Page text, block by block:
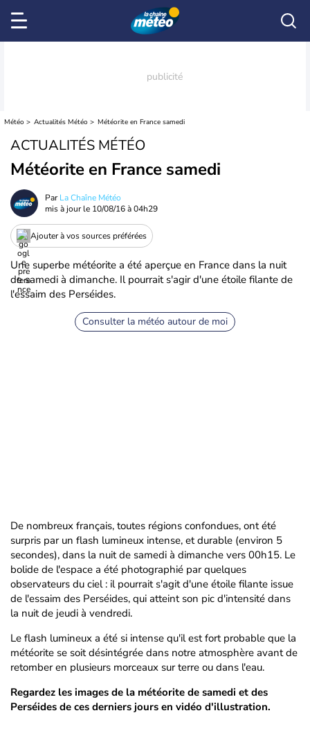
Météo Actualités Météo Météorite en France samedi
ACTUALITÉS MÉTÉO
Météorite en France samedi
ParLa Chaîne Météo
mis à jour le 10/08/16 à 04h29
Ajouter à vos sources préférées
Une superbe météorite a été aperçue en France dans la nuit
de samedi à dimanche. Il pourrait s'agir d'une étoile filante de
l'essaim des Perséides.
Consulter la météo autour de moi
De nombreux français, toutes régions confondues, ont été
surpris par un flash lumineux intense, et durable (environ 5
secondes), dans la nuit de samedi à dimanche vers 00h15. Le
bolide de l'espace a été photographié par quelques
observateurs du ciel : il pourrait s'agit d'une étoile filante issue
de l'essaim des Perséides, qui atteint son pic d'intensité dans
la nuit de jeudi à vendredi.
Le flash lumineux a été si intense qu'il est fort probable que la
météorite se soit désintégrée dans notre atmosphère avant de
retomber en plusieurs morceaux sur terre ou dans l'eau.
Regardez les images de la météorite de samedi et des
Perséides de ces derniers jours en vidéo d'illustration.